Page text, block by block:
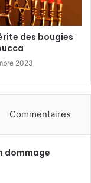
des bougies
2023
Commentaires
dommage